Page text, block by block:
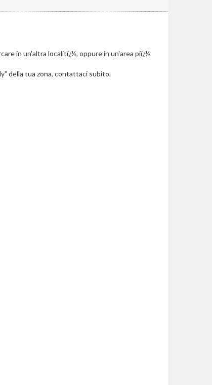
in un'altra localitï¿½, oppure in un'area piï¿½
della tua zona, contattaci subito.